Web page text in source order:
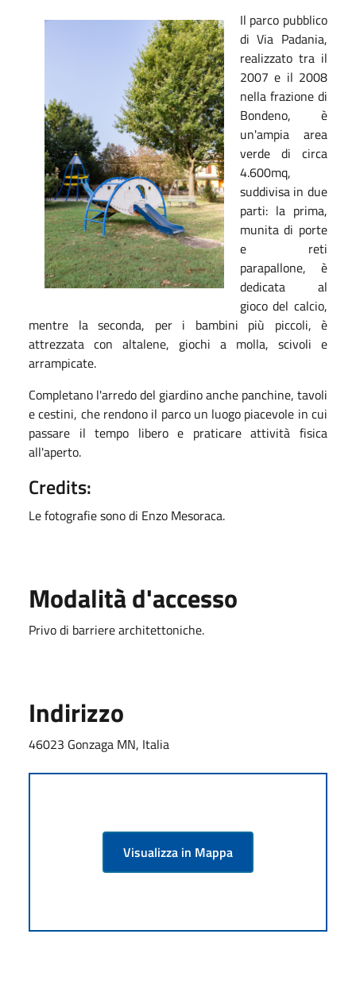
Il parco pubblico
di Via Padania,
realizzato tra il
2007 e il 2008
nella frazione di
Bondeno, è
un'ampia area
verde di circa
4.600mq,
suddivisa in due
parti: la prima,
munita di porte
e reti
parapallone, è
dedicata al
gioco del calcio,
mentre la seconda, per i bambini più piccoli, è
attrezzata con altalene, giochi a molla, scivoli e
arrampicate.
Completano l'arredo del giardino anche panchine, tavoli
e cestini, che rendono il parco un luogo piacevole in cui
passare il tempo libero e praticare attività fisica
all'aperto.
Credits:
Le fotografie sono di Enzo Mesoraca.
Modalità d'accesso
Privo di barriere architettoniche.
Indirizzo
46023 Gonzaga MN, Italia
Visualizza in Mappa